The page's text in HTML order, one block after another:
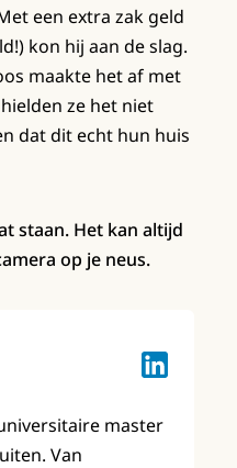
een extra zak geld
kon hij aan de slag.
maakte het af met
ze het niet
dat dit echt hun huis
staan. Het kan altijd
op je neus.
Lotte
master
Van